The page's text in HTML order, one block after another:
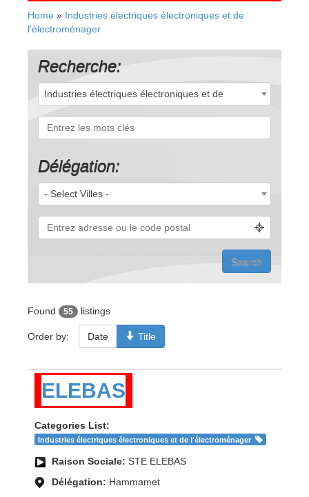
Home » Industries électriques électroniques et de
l'électroménager
Recherche:
Industries électriques électroniques et de
l'électroménager (55)
Délégation:
- Select Villes -
Found 55 listings
Order by: Date Title
ELEBAS
Categories List:
Industries électriques électroniques et de l'électroménager
Raison Sociale: STE ELEBAS
Délégation: Hammamet